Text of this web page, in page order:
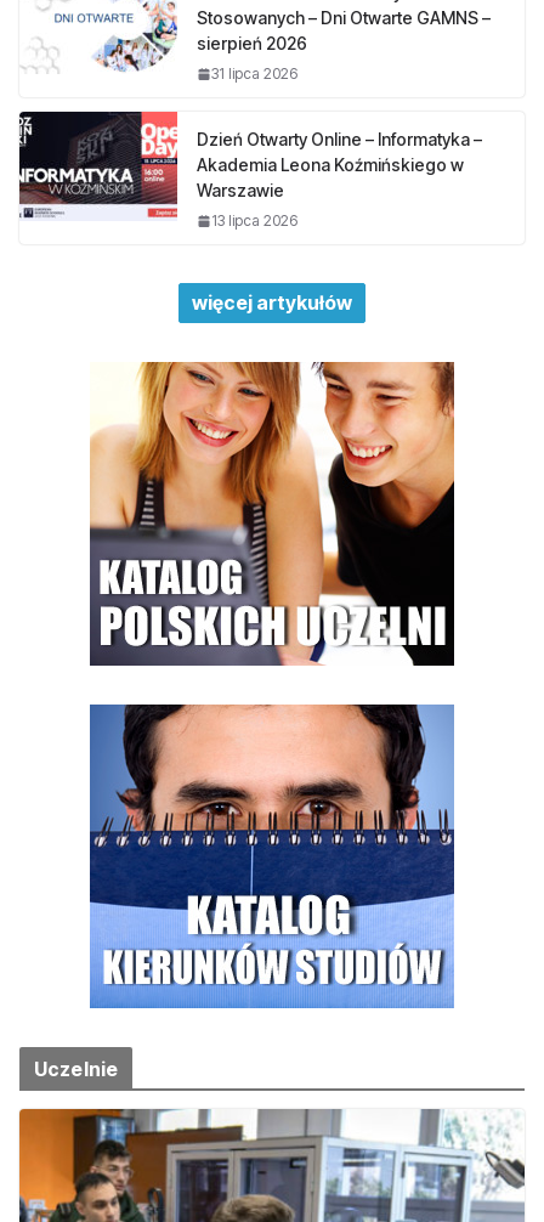
Stosowanych – Dni Otwarte GAMNS –
sierpień 2026
31 lipca 2026
Dzień Otwarty Online – Informatyka –
Akademia Leona Koźmińskiego w
Warszawie
13 lipca 2026
więcej artykułów
Uczelnie